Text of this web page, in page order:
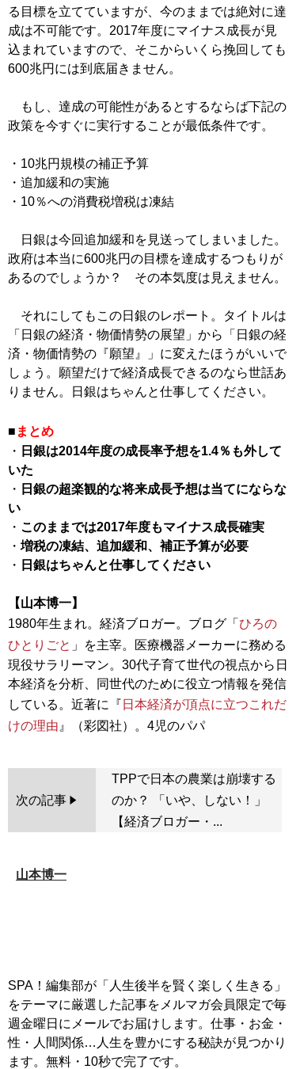
る目標を立てていますが、今のままでは絶対に達
成は不可能です。2017年度にマイナス成長が見
込まれていますので、そこからいくら挽回しても
600兆円には到底届きません。
もし、達成の可能性があるとするならば下記の
政策を今すぐに実行することが最低条件です。
・10兆円規模の補正予算
・追加緩和の実施
・10％への消費税増税は凍結
日銀は今回追加緩和を見送ってしまいました。
政府は本当に600兆円の目標を達成するつもりが
あるのでしょうか？ その本気度は見えません。
それにしてもこの日銀のレポート。タイトルは
「日銀の経済・物価情勢の展望」から「日銀の経
済・物価情勢の『願望』」に変えたほうがいいで
しょう。願望だけで経済成長できるのなら世話あ
りません。日銀はちゃんと仕事してください。
■ まとめ
・ 日銀は2014年度の成長率予想を1.4％も外して
いた
・ 日銀の超楽観的な将来成長予想は当てにならな
い
・ このままでは2017年度もマイナス成長確実
・ 増税の凍結、追加緩和、補正予算が必要
・ 日銀はちゃんと仕事してください
【山本博一】
1980年生まれ。経済ブロガー。ブログ「 ひろの
ひとりごと 」を主宰。医療機器メーカーに務める
現役サラリーマン。30代子育て世代の視点から日
本経済を分析、同世代のために役立つ情報を発信
している。近著に『 日本経済が頂点に立つこれだ
けの理由
次の記事
TPPで日本の農業は崩壊する
のか？ 「いや、しない！」
【経済ブロガー・...
山本博一
SPA！編集部が「人生後半を賢く楽しく生きる」
をテーマに厳選した記事をメルマガ会員限定で毎
週金曜日にメールでお届けします。仕事・お金・
性・人間関係…人生を豊かにする秘訣が見つかり
ます。無料・10秒で完了です。